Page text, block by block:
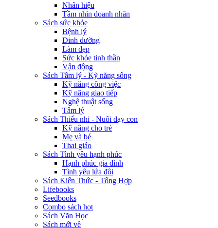
Nhân hiệu
Tầm nhìn doanh nhân
Sách sức khỏe
Bệnh lý
Dinh dưỡng
Làm đẹp
Sức khỏe tinh thần
Vận động
Sách Tâm lý - Kỹ năng sống
Kỹ năng công việc
Kỹ năng giao tiếp
Nghệ thuật sống
Tâm lý
Sách Thiếu nhi - Nuôi dạy con
Kỹ năng cho trẻ
Mẹ và bé
Thai giáo
Sách Tình yêu hạnh phúc
Hạnh phúc gia đình
Tình yêu lứa đôi
Sách Kiến Thức - Tổng Hợp
Lifebooks
Seedbooks
Combo sách hot
Sách Văn Học
Sách mới về